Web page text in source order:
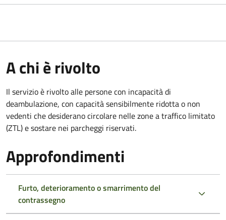
A chi è rivolto
Il servizio è rivolto alle persone con incapacità di
deambulazione, con capacità sensibilmente ridotta o non
vedenti che desiderano circolare nelle zone a traffico limitato
(ZTL) e sostare nei parcheggi riservati.
Approfondimenti
Furto, deterioramento o smarrimento del
contrassegno